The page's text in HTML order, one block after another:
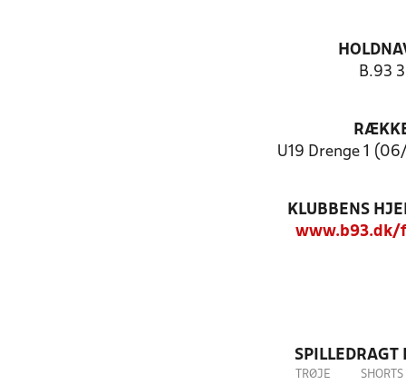
B.93 3
U19 Drenge 1
KLUBBENS
www.b93.dk/
SPILLEDRAGT
TRØJE SHORTS